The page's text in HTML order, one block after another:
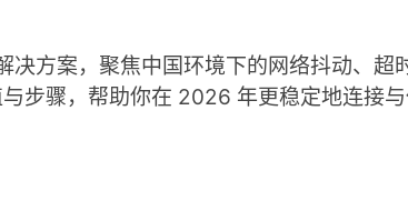
决方案，聚焦中国环境下的网络抖动、超
步骤，帮助你在 2026 年更稳定地连接